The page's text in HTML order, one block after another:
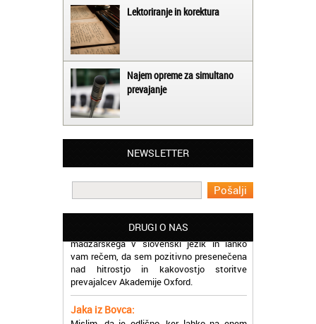
Lektoriranje in korektura
Najem opreme za simultano
prevajanje
NEWSLETTER
DRUGI O NAS
Matjaž iz Ajdovščine:
prevajalske storitve opravljajo hitro in
učinkoviti.
Martina iz Bleda:
Potrebovala sem prevajanje iz
madžarskega v slovenski jezik in lahko
vam rečem, da sem pozitivno presenečena
nad hitrostjo in kakovostjo storitve
prevajalcev Akademije Oxford.
Jaka iz Bovca:
Mislim, da je odlično, ker lahko na enem
mestu najdem prevajalske storitve za